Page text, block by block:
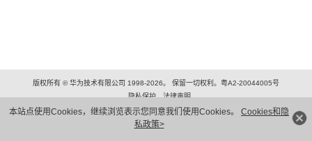
本站点使用Cookies，继续浏览表示您同意我们使用Cookies。 Cookies和隐
私政策>
版权所有 © 华为技术有限公司 1998-2026。 保留一切权利。粤A2-20044005号
隐私保护
法律声明